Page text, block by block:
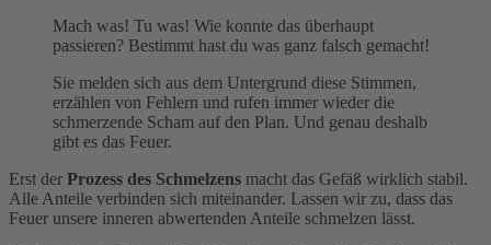
Mach was! Tu was! Wie konnte das überhaupt
passieren? Bestimmt hast du was ganz falsch gemacht!
Sie melden sich aus dem Untergrund diese Stimmen,
erzählen von Fehlern und rufen immer wieder die
schmerzende Scham auf den Plan. Und genau deshalb
gibt es das Feuer.
Erst der Prozess des Schmelzens macht das Gefäß wirklich stabil.
Alle Anteile verbinden sich miteinander. Lassen wir zu, dass das
Feuer unsere inneren abwertenden Anteile schmelzen lässt.